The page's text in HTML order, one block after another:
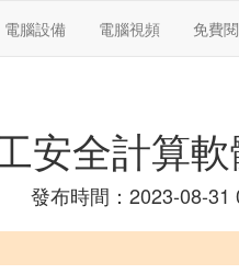
電腦設備 電腦視頻 免費
安全計算
發布時間：2023-08-31